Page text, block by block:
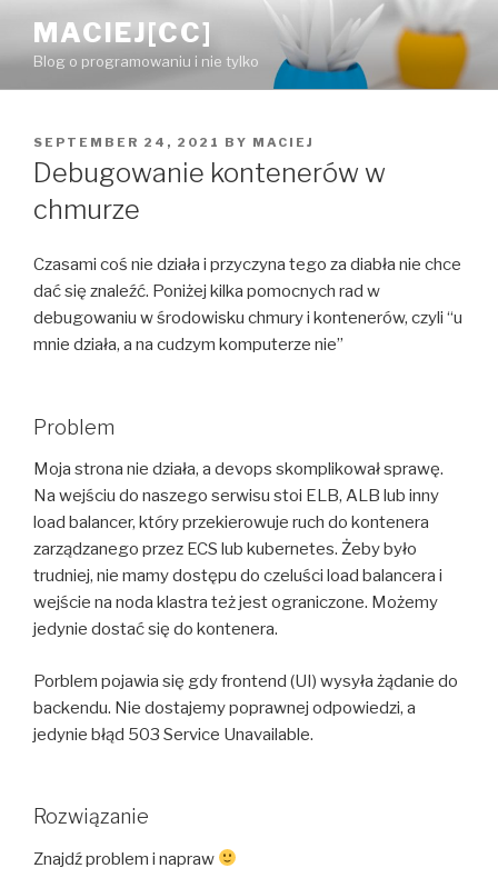
content
MACIEJ[CC]
Blog o programowaniu i nie tylko
POSTED
ON
SEPTEMBER 24, 2021 BY MACIEJ
Debugowanie kontenerów w
chmurze
Czasami coś nie działa i przyczyna tego za diabła nie chce
dać się znaleźć. Poniżej kilka pomocnych rad w
debugowaniu w środowisku chmury i kontenerów, czyli “u
mnie działa, a na cudzym komputerze nie”
Problem
Moja strona nie działa, a devops skomplikował sprawę.
Na wejściu do naszego serwisu stoi ELB, ALB lub inny
load balancer, który przekierowuje ruch do kontenera
zarządzanego przez ECS lub kubernetes. Żeby było
trudniej, nie mamy dostępu do czeluści load balancera i
wejście na noda klastra też jest ograniczone. Możemy
jedynie dostać się do kontenera.
Porblem pojawia się gdy frontend (UI) wysyła żądanie do
backendu. Nie dostajemy poprawnej odpowiedzi, a
jedynie błąd 503 Service Unavailable.
Rozwiązanie
Znajdź problem i napraw